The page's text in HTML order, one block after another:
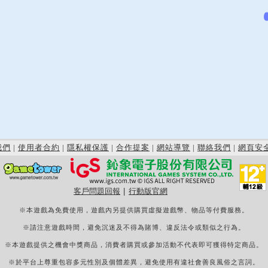
們 | 使用者合約 | 隱私權保護 | 合作提案 | 網站導覽 | 聯絡我們 | 網頁安
客戶問題回報 行動版官網
※本遊戲為免費使用，遊戲內另提供購買虛擬遊戲幣、物品等付費服務。
※請注意遊戲時間，避免沉迷及不得為賭博、違反法令或類似之行為。
※本遊戲提供之機會中獎商品，消費者購買或參加活動不代表即可獲得特定商品。
※於平台上尊重包容多元性別及個體差異，避免使用有違社會善良風俗之言詞。